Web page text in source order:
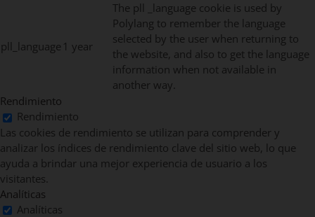
pll_language 1 year
The pll _language cookie is used by
Polylang to remember the language
selected by the user when returning to
the website, and also to get the language
information when not available in
another way.
Rendimiento
Rendimiento
Las cookies de rendimiento se utilizan para comprender y
analizar los índices de rendimiento clave del sitio web, lo que
ayuda a brindar una mejor experiencia de usuario a los
visitantes.
Analíticas
Analíticas